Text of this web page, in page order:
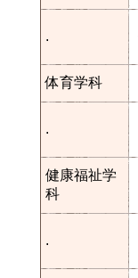
.
体育学科
.
健康福祉学
科
.